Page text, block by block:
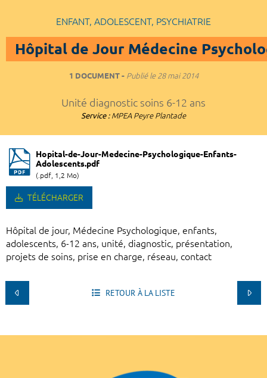
ENFANT, ADOLESCENT, PSYCHIATRIE
Hôpital de Jour Médecine
1 DOCUMENT Publié le28 mai 2014
Unité diagnostic soins 6-12 ans
Service : MPEA Peyre Plantade
Hopital-de-Jour-Medecine-Psychologique-Enfants-
Adolescents.pdf
(.pdf, 1,2 Mo)
TÉLÉCHARGER
Hôpital de jour, Médecine Psychologique, enfants,
adolescents, 6-12 ans, unité, diagnostic, présentation,
projets de soins, prise en charge, réseau, contact
RETOUR À LA LISTE